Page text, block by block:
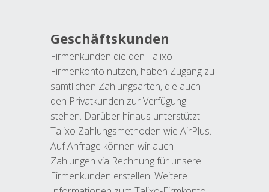
Geschäftskunden
Firmenkunden die den Talixo-
Firmenkonto nutzen, haben Zugang zu
sämtlichen Zahlungsarten, die auch
den Privatkunden zur Verfügung
stehen. Darüber hinaus unterstützt
Talixo Zahlungsmethoden wie AirPlus.
Auf Anfrage können wir auch
Zahlungen via Rechnung für unsere
Firmenkunden erstellen. Weitere